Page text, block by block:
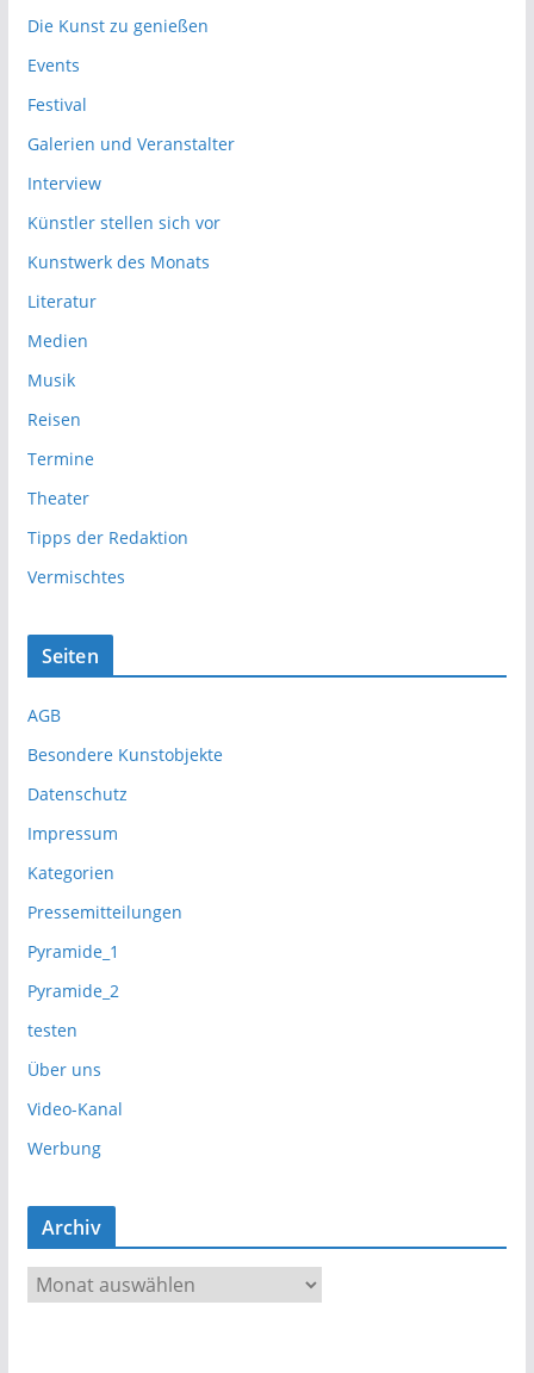
Die Kunst zu genießen
Events
Festival
Galerien und Veranstalter
Interview
Künstler stellen sich vor
Kunstwerk des Monats
Literatur
Medien
Musik
Reisen
Termine
Theater
Tipps der Redaktion
Vermischtes
Seiten
AGB
Besondere Kunstobjekte
Datenschutz
Impressum
Kategorien
Pressemitteilungen
Pyramide_1
Pyramide_2
testen
Über uns
Video-Kanal
Werbung
Archiv